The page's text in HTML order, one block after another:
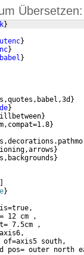
Übersetzen:
}
}
}
babel }
}
}
}
}
}
}
}
12 cm ,
7.5cm ,
of=axis5 south,
pos= outer north